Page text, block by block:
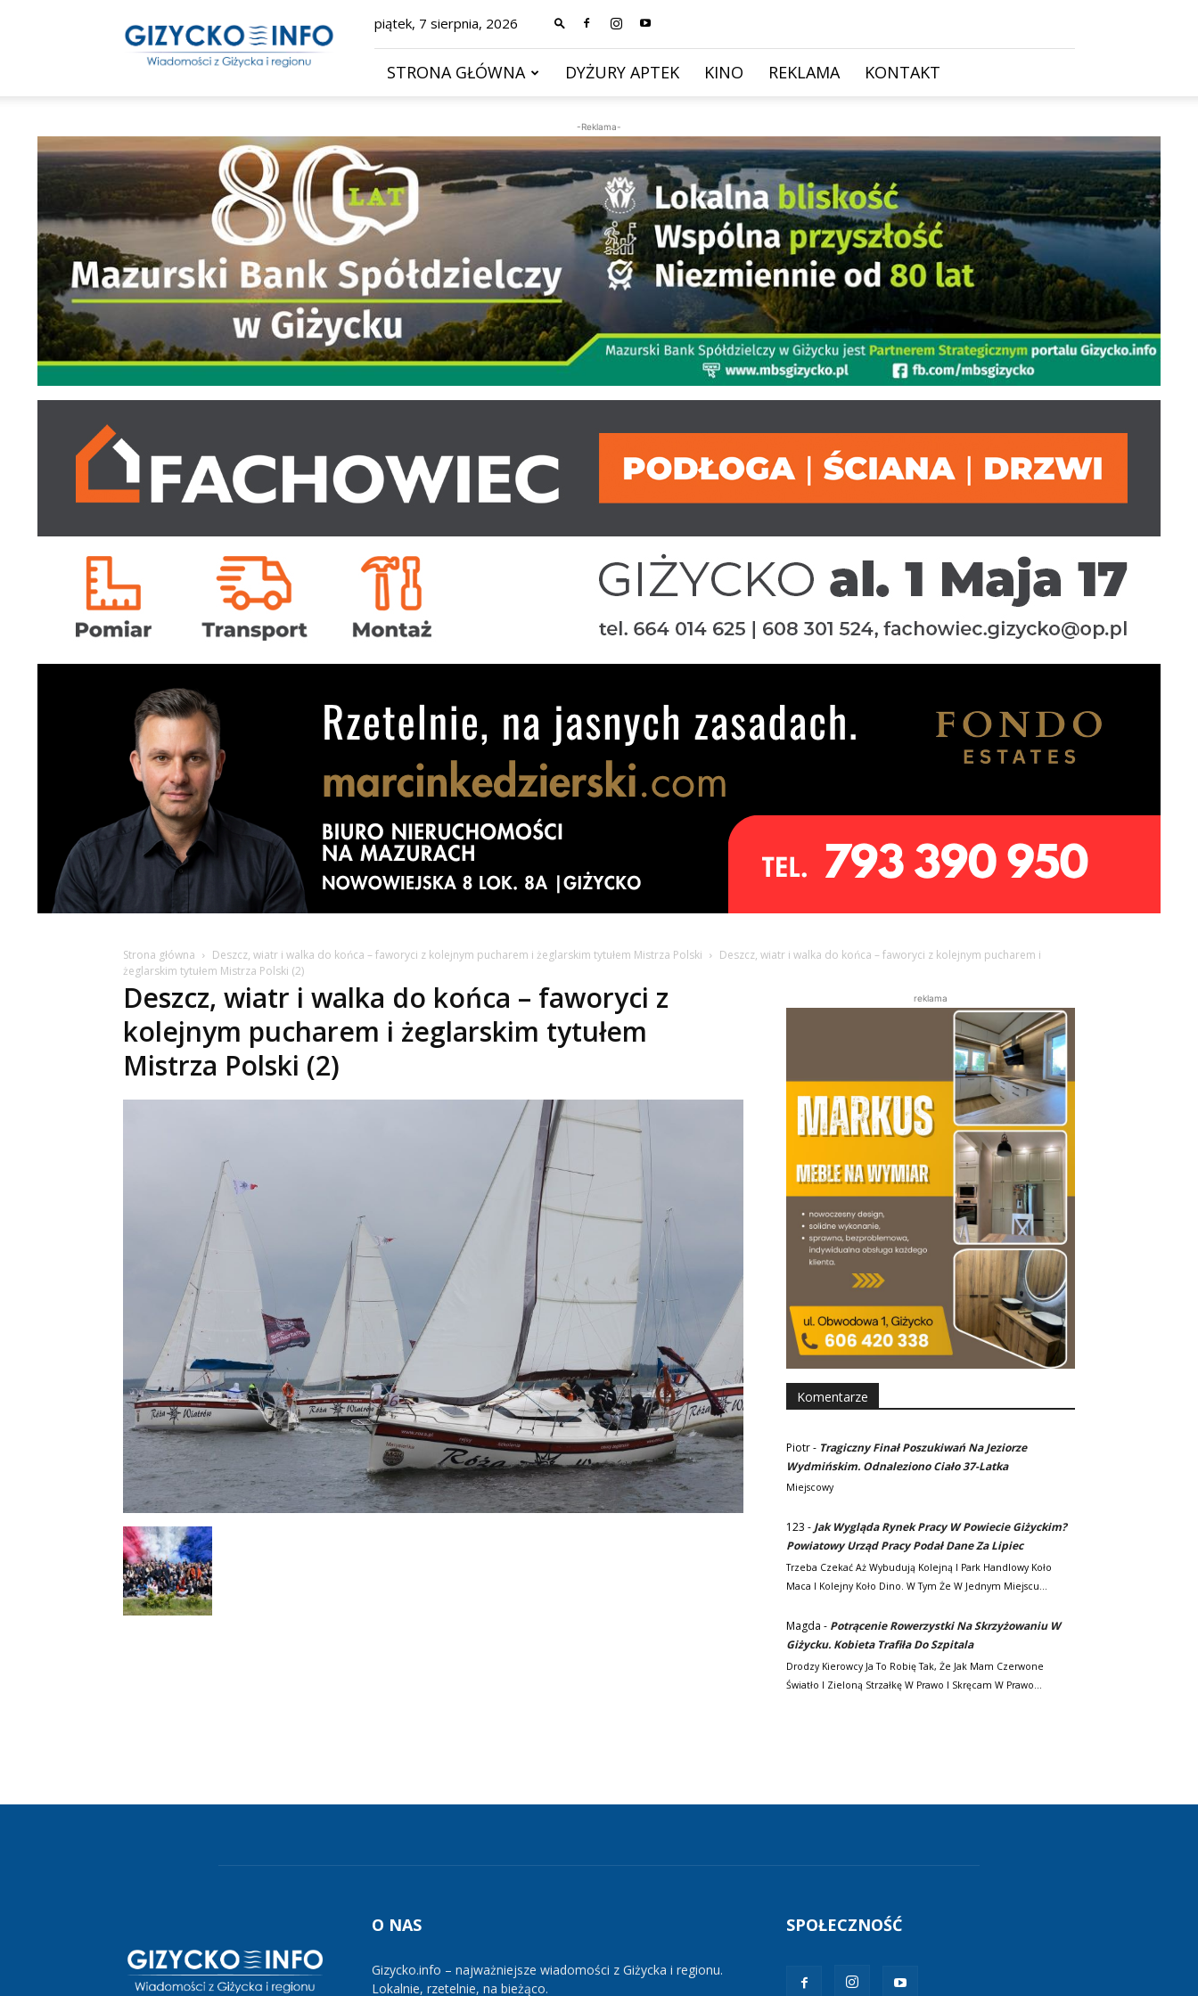
–
wiadomości
piątek, 7 sierpnia, 2026
STRONA GŁÓWNA DYŻURY APTEK KINO REKLAMA KONTAKT
-Reklama-
Strona główna Deszcz, wiatr i walka do końca – faworyci z kolejnym pucharem i żeglarskim tytułem Mistrza Polski
Deszcz, wiatr i walka do końca – faworyci z kolejnym pucharem i
żeglarskim tytułem Mistrza Polski (2)
Deszcz, wiatr i walka do końca – faworyci z
kolejnym pucharem i żeglarskim tytułem
Mistrza Polski (2)
reklama
Komentarze
Piotr- Tragiczny Finał Poszukiwań Na Jeziorze
Wydmińskim. Odnaleziono Ciało 37-Latka
Miejscowy
123 - Jak Wygląda Rynek Pracy W Powiecie Giżyckim?
Powiatowy Urząd Pracy Podał Dane Za Lipiec
Trzeba Czekać Aż Wybudują Kolejną I Park Handlowy Koło
Maca I Kolejny Koło Dino. W Tym Że W Jednym Miejscu…
Magda - Potrącenie Rowerzystki Na Skrzyżowaniu W
Giżycku. Kobieta Trafiła Do Szpitala
Drodzy Kierowcy Ja To Robię Tak, Że Jak Mam Czerwone
Światło I Zieloną Strzałkę W Prawo I Skręcam W Prawo…
O NAS
Gizycko.info – najważniejsze wiadomości z Giżycka i regionu.
Lokalnie, rzetelnie, na bieżąco.
SPOŁECZNOŚĆ